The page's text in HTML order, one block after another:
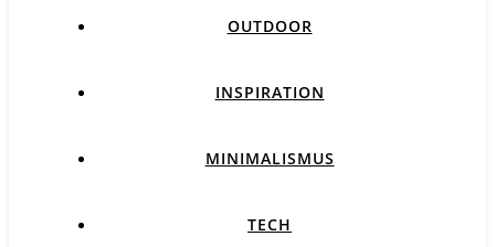
OUTDOOR
INSPIRATION
MINIMALISMUS
TECH